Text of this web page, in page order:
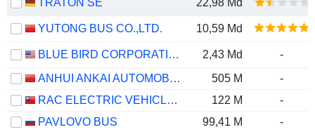
TRATON SE 22,98 Md
YUTONG BUS CO.,LTD. 10,59 Md
BLUE BIRD CORPORATION 2,43 Md
-
ANHUI ANKAI AUTOMOBILE CO., LTD
505 M
-
RAC ELECTRIC VEHICLES INC.
122 M
-
PAVLOVO BUS
99,41 M
-